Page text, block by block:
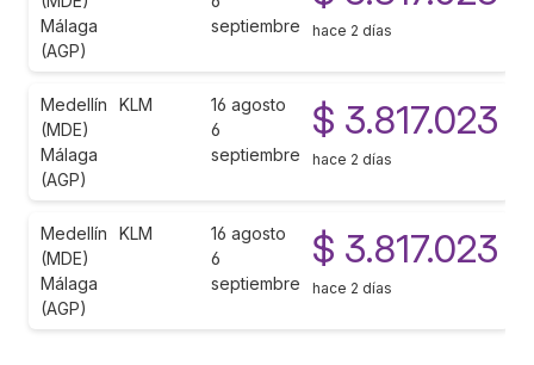
Málaga
(AGP)
septiembre
hace 2 días
Medellín
(MDE)
Málaga
(AGP)
KLM
16 agosto
6
septiembre
$ 3.817.023
hace 2 días
Medellín
(MDE)
Málaga
(AGP)
KLM
16 agosto
6
septiembre
$ 3.817.023
hace 2 días